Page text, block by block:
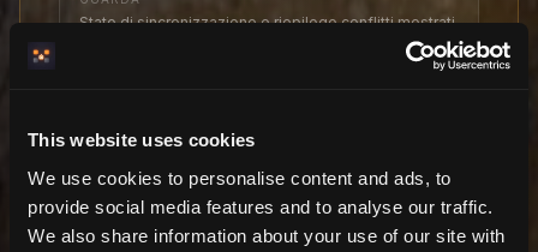
This website uses cookies
We use cookies to personalise content and ads, to
provide social media features and to analyse our traffic.
We also share information about your use of our site with
Stato di sincronizzazione e riepilogo conflitti mostrati
Con Guarda